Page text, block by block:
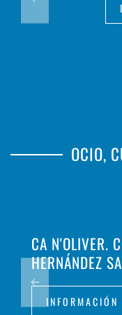
OCIO,
CA N'OLIVER.
HERNÁNDEZ
INFORMACIÓN